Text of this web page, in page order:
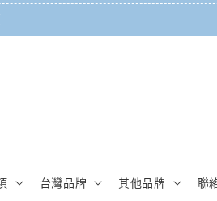
台灣品牌 其他品牌 聯